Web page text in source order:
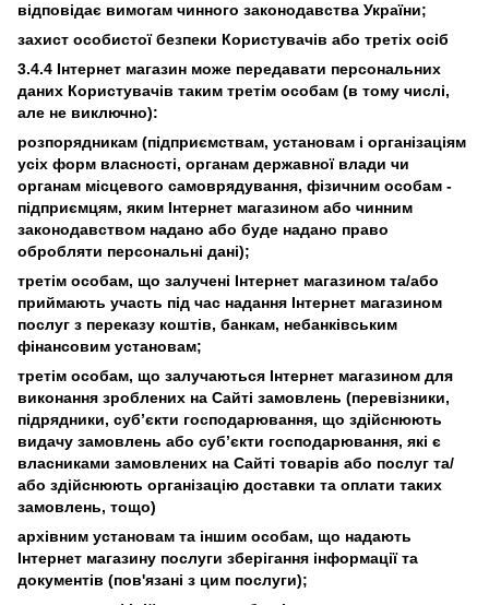
відповідає вимогам чинного законодавства України;
захист особистої безпеки Користувачів або третіх осіб
3.4.4 Інтернет магазин може передавати персональних
даних Користувачів таким третім особам (в тому числі,
але не виключно):
розпорядникам (підприємствам, установам і організаціям
усіх форм власності, органам державної влади чи
органам місцевого самоврядування, фізичним особам -
підприємцям, яким Інтернет магазином або чинним
законодавством надано або буде надано право
обробляти персональні дані);
третім особам, що залучені Інтернет магазином та/або
приймають участь під час надання Інтернет магазином
послуг з переказу коштів, банкам, небанківським
фінансовим установам;
третім особам, що залучаються Інтернет магазином для
виконання зроблених на Сайті замовлень (перевізники,
підрядники, субʼєкти господарювання, що здійснюють
видачу замовлень або субʼєкти господарювання, які є
власниками замовлених на Сайті товарів або послуг та/
або здійснюють організацію доставки та оплати таких
замовлень, тощо)
архівним установам та іншим особам, що надають
Інтернет магазину послуги зберігання інформації та
документів (пов'язані з цим послуги);